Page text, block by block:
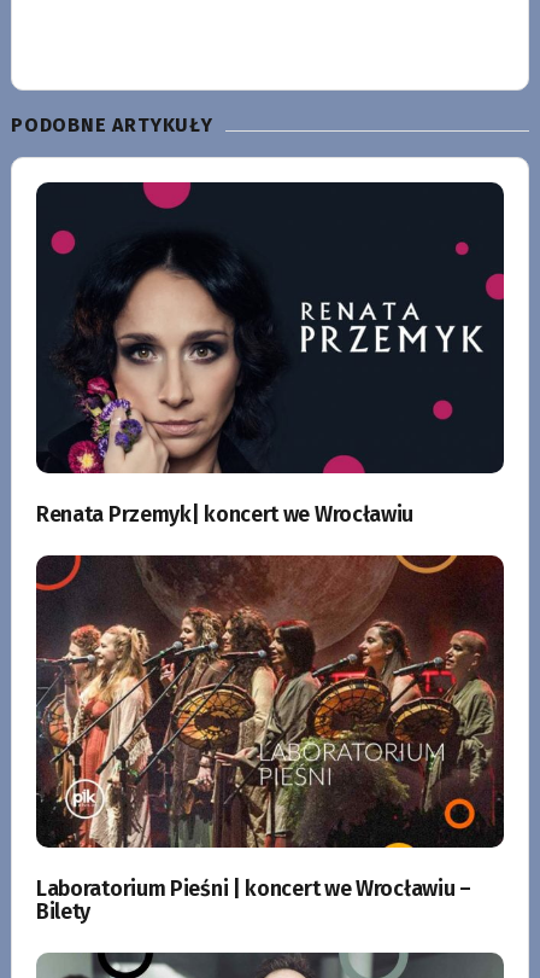
PODOBNE ARTYKUŁY
Renata Przemyk| koncert we Wrocławiu
Laboratorium Pieśni | koncert we Wrocławiu –
Bilety